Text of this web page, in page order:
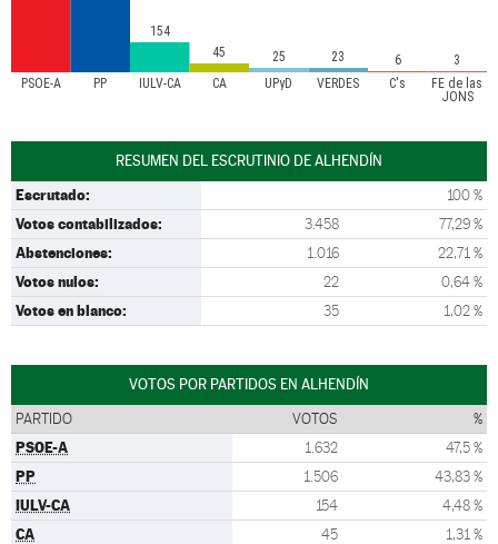
PSOE-A PP IULV-CA CA UPyD VERDES C's
FE de las
JONS
154
45
25 23 6 3
RESUMEN DEL ESCRUTINIO DE ALHENDÍN
Escrutado: 100 %
Votos contabilizados: 3.458 77,29 %
Abstenciones: 1.016 22,71 %
Votos nulos: 22 0,64 %
Votos en blanco: 35 1,02 %
VOTOS POR PARTIDOS EN ALHENDÍN
PARTIDO VOTOS %
PSOE-A 1.632 47,5 %
PP 1.506 43,83 %
IULV-CA 154 4,48 %
CA 45 1,31 %